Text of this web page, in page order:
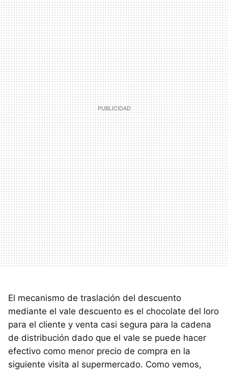
El mecanismo de traslación del descuento
mediante el vale descuento es el chocolate del loro
para el cliente y venta casi segura para la cadena
de distribución dado que el vale se puede hacer
efectivo como menor precio de compra en la
siguiente visita al supermercado. Como vemos,